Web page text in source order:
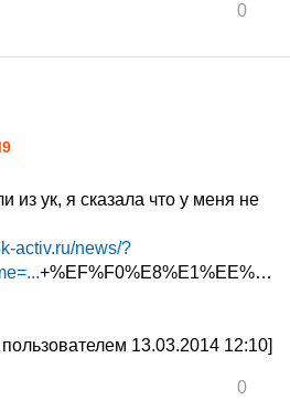
0
из ук, я сказала что у меня не
activ.ru/news/?
13.03.2014 12:10]
0